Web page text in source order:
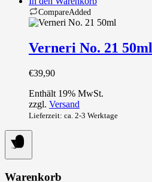
CompareAdded
Verneri No. 21 50ml
€39,90
Enthält 19% MwSt.
zzgl. Versand
Lieferzeit: ca. 2-3 Werktage
Warenkorb